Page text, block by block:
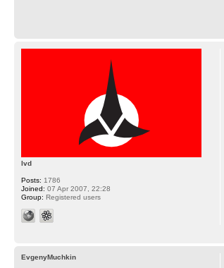
lvd
Posts: 1786
Joined: 07 Apr 2007, 22:28
Group: Registered users
EvgenyMuchkin